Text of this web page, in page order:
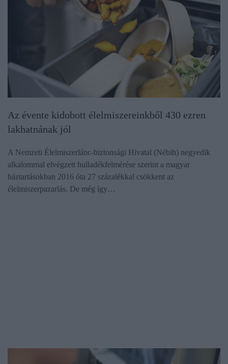
Az évente kidobott élelmiszereinkből 430 ezren
lakhatnának jól
A Nemzeti Élelmiszerlánc-biztonsági Hivatal (Nébih) negyedik
alkalommal elvégzett hulladékfelmérése szerint a magyar
háztartásokban 2016 óta 27 százalékkal csökkent az
élelmiszerpazarlás. De még így…